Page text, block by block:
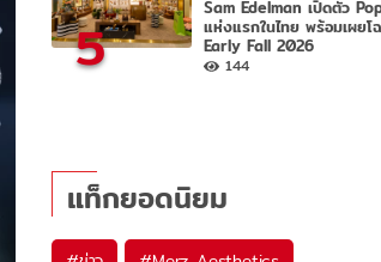
5
Sam Edelman เปิดตัว
แห่งแรกในไทย พร้อมเผยโ
Early Fall 2026
144
แท็กยอดนิยม